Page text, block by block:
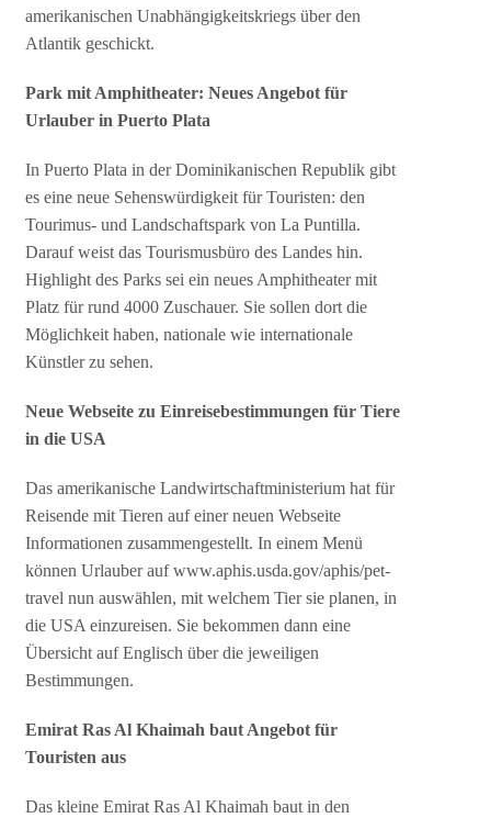
amerikanischen Unabhängigkeitskriegs über den
Atlantik geschickt.
Park mit Amphitheater: Neues Angebot für
Urlauber in Puerto Plata
In Puerto Plata in der Dominikanischen Republik gibt
es eine neue Sehenswürdigkeit für Touristen: den
Tourimus- und Landschaftspark von La Puntilla.
Darauf weist das Tourismusbüro des Landes hin.
Highlight des Parks sei ein neues Amphitheater mit
Platz für rund 4000 Zuschauer. Sie sollen dort die
Möglichkeit haben, nationale wie internationale
Künstler zu sehen.
Neue Webseite zu Einreisebestimmungen für Tiere
in die USA
Das amerikanische Landwirtschaftministerium hat für
Reisende mit Tieren auf einer neuen Webseite
Informationen zusammengestellt. In einem Menü
können Urlauber auf www.aphis.usda.gov/aphis/pet-
travel nun auswählen, mit welchem Tier sie planen, in
die USA einzureisen. Sie bekommen dann eine
Übersicht auf Englisch über die jeweiligen
Bestimmungen.
Emirat Ras Al Khaimah baut Angebot für
Touristen aus
Das kleine Emirat Ras Al Khaimah baut in den